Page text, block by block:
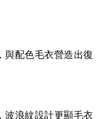
與配色毛衣營造出復
波浪紋設計更顯毛衣